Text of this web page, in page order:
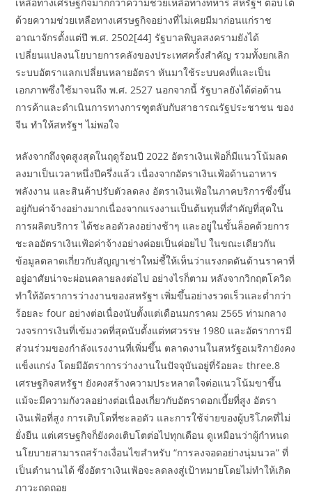
ด้วยความช่วยเหลือทางเศรษฐกิจอย่างที่ไม่เคยมีมาก่อนแก่ราช
อาณาจักรตั้งแต่ปี พ.ศ. 2502[44] รัฐบาลพิบูลสงครามยังได้
เปลี่ยนแปลงนโยบายการคลังของประเทศครั้งสำคัญ รวมทั้งยกเลิก
ระบบอัตราแลกเปลี่ยนหลายอัตรา หันมาใช้ระบบคงที่และเป็น
เอกภาพซึ่งใช้มาจนถึง พ.ศ. 2527 นอกจากนี้ รัฐบาลยังได้ต่อต้าน
การค้าและดำเนินการทางการฑูตลับกับสาธารณรัฐประชาชน ของ
จีน ทำให้สหรัฐฯ ไม่พอใจ
หลังจากถึงจุดสูงสุดในฤดูร้อนปี 2022 อัตราเงินเฟ้อก็มีแนวโน้มลด
ลงมาเป็นเวลาหนึ่งปีครึ่งแล้ว เนื่องจากอัตราเงินเฟ้อด้านอาหาร
พลังงาน และสินค้าปรับตัวลดลง อัตราเงินเฟ้อในภาคบริการซึ่งขึ้น
อยู่กับค่าจ้างอย่างมากเนื่องจากแรงงานเป็นต้นทุนที่สำคัญที่สุดใน
การผลิตบริการ ได้ชะลอตัวลงอย่างช้าๆ และอยู่ในขั้นล็อคด้วยการ
ชะลออัตราเงินเฟ้อค่าจ้างอย่างค่อยเป็นค่อยไป ในขณะเดียวกัน
ข้อมูลตลาดเกี่ยวกับสัญญาเช่าใหม่ชี้ให้เห็นว่าแรงกดดันด้านราคาที่
อยู่อาศัยน่าจะผ่อนคลายลงต่อไป อย่างไรก็ตาม หลังจากวิกฤตโควิด
ทำให้อัตราการว่างงานของสหรัฐฯ เพิ่มขึ้นอย่างรวดเร็วและต่ำกว่า
ร้อยละ four อย่างต่อเนื่องนับตั้งแต่เดือนมกราคม 2565 ท่ามกลาง
วงจรการเงินที่เข้มงวดที่สุดนับตั้งแต่ทศวรรษ 1980 และอัตราการมี
ส่วนร่วมของกำลังแรงงานที่เพิ่มขึ้น ตลาดงานในสหรัฐอเมริกายังคง
แข็งแกร่ง โดยมีอัตราการว่างงานในปัจจุบันอยู่ที่ร้อยละ three.8
เศรษฐกิจสหรัฐฯ ยังคงสร้างความประหลาดใจต่อแนวโน้มขาขึ้น
แม้จะมีความกังวลอย่างต่อเนื่องเกี่ยวกับอัตราดอกเบี้ยที่สูง อัตรา
เงินเฟ้อที่สูง การเติบโตที่ชะลอตัว และการใช้จ่ายของผู้บริโภคที่ไม่
ยั่งยืน แต่เศรษฐกิจก็ยังคงเติบโตต่อไปทุกเดือน ดูเหมือนว่าผู้กำหนด
นโยบายสามารถสร้างเงื่อนไขสำหรับ “การลงจอดอย่างนุ่มนวล” ที่
เป็นตำนานได้ ซึ่งอัตราเงินเฟ้อจะลดลงสู่เป้าหมายโดยไม่ทำให้เกิด
ภาวะถดถอย